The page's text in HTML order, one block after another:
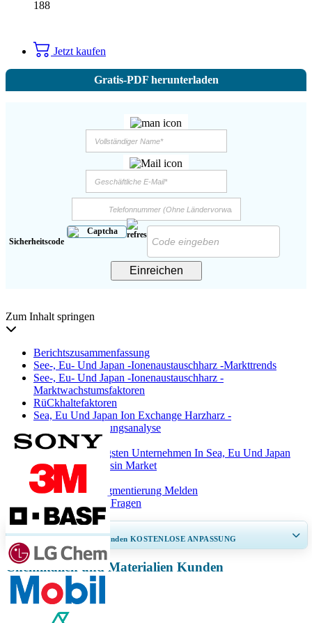
188
Jetzt kaufen
Gratis-PDF herunterladen
Sicherheitscode
Einreichen
Zum Inhalt springen
Berichtszusammenfassung
See-, Eu- Und Japan -Ionenaustauschharz -Markttrends
See-, Eu- Und Japan -Ionenaustauschharz -
Marktwachstumsfaktoren
RüCkhaltefaktoren
Sea, Eu Und Japan Ion Exchange Harzharz -
Marktsegmentierungsanalyse
Liste Der Wichtigsten Unternehmen In Sea, Eu Und Japan
Ion Exchange Resin Market
Berichterstattung
Rahmen Und Segmentierung Melden
HäUfig Gestellte Fragen
stunden KOSTENLOSE ANPASSUNG
Regionale und länderspezifische Abdeckung erweitern, Segmentanalyse,
Unternehmensprofile, Wettbewerbs-Benchmarking, und Endnutzer-
Chemikalien und Materialien Kunden